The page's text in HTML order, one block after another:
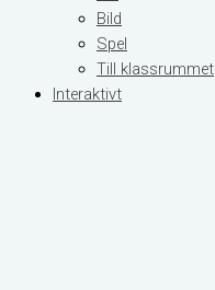
Bild
Spel
Till klassrummet
Interaktivt